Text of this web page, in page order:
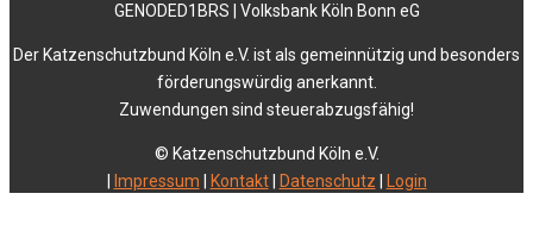
GENODED1BRS | Volksbank Köln Bonn eG
Der Katzenschutzbund Köln e.V. ist als gemeinnützig und besonders
förderungswürdig anerkannt.
Zuwendungen sind steuerabzugsfähig!
© Katzenschutzbund Köln e.V.
Impressum Kontakt| Datenschutz Login